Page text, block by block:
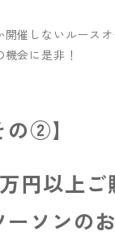
開催しないルース
会に是非！
の②】
円以上ご
ソンのお